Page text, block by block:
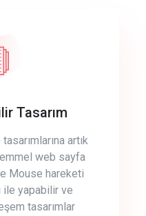
Tasarım
artık
web sayfa
Mouse hareketi
ile yapabilir ve
tasarımlar